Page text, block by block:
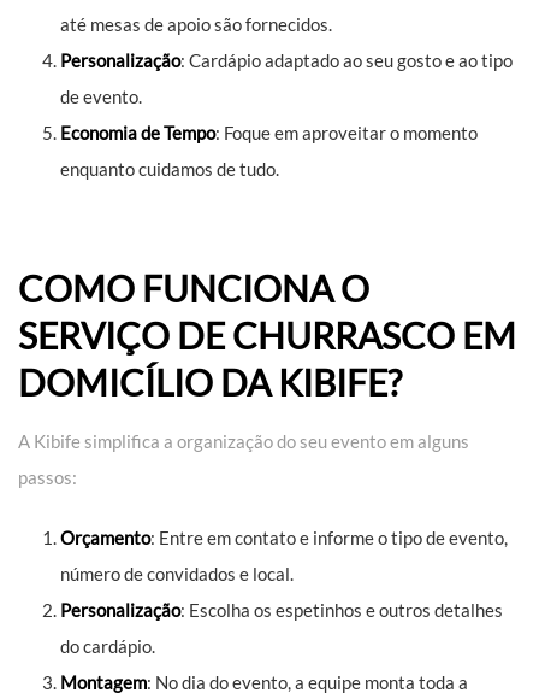
até mesas de apoio são fornecidos.
Personalização: Cardápio adaptado ao seu gosto e ao tipo
de evento.
Economia de Tempo: Foque em aproveitar o momento
enquanto cuidamos de tudo.
COMO FUNCIONA O
SERVIÇO DE CHURRASCO EM
DOMICÍLIO DA KIBIFE?
A Kibife simplifica a organização do seu evento em alguns
passos:
Orçamento: Entre em contato e informe o tipo de evento,
número de convidados e local.
Personalização: Escolha os espetinhos e outros detalhes
do cardápio.
Montagem: No dia do evento, a equipe monta toda a